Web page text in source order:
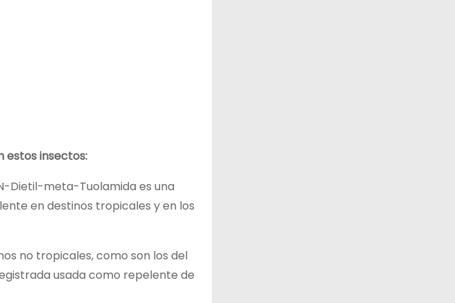
insectos:
Dietil-meta-Tuolamida es una
en destinos tropicales y en los
no tropicales, como son los del
usada como repelente de